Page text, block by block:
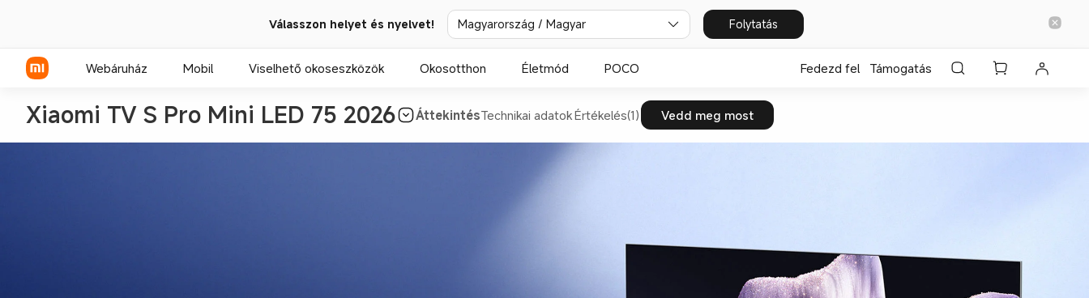
Válasszon helyet és nyelvet! Magyarország / Magyar Folytatás
Webáruház Mobil Viselhető okoseszközök Okosotthon Életmód POCO Fedezd fel Támogatás
‌Xiaomi TV S Pro Mini LED 75 2026 ÁttekintésTechnikai adatokÉrtékelés(1) Vedd meg most